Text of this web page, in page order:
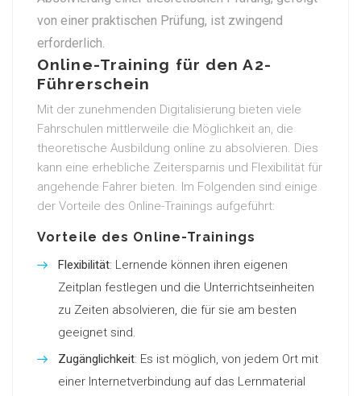
von einer praktischen Prüfung, ist zwingend
erforderlich.
Online-Training für den A2-
Führerschein
Mit der zunehmenden Digitalisierung bieten viele
Fahrschulen mittlerweile die Möglichkeit an, die
theoretische Ausbildung online zu absolvieren. Dies
kann eine erhebliche Zeitersparnis und Flexibilität für
angehende Fahrer bieten. Im Folgenden sind einige
der Vorteile des Online-Trainings aufgeführt:
Vorteile des Online-Trainings
Flexibilität: Lernende können ihren eigenen
Zeitplan festlegen und die Unterrichtseinheiten
zu Zeiten absolvieren, die für sie am besten
geeignet sind.
Zugänglichkeit: Es ist möglich, von jedem Ort mit
einer Internetverbindung auf das Lernmaterial